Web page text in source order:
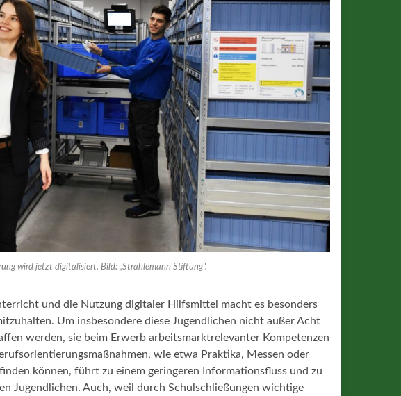
wird jetzt digitalisiert. Bild: „Strahlemann Stiftung“.
und die Nutzung digitaler Hilfsmittel macht es besonders
Um insbesondere diese Jugendlichen nicht außer Acht
werden, sie beim Erwerb arbeitsmarktrelevanter Kompetenzen
wie etwa Praktika, Messen oder
können, führt zu einem geringeren Informationsfluss und zu
Jugendlichen. Auch, weil durch Schulschließungen wichtige